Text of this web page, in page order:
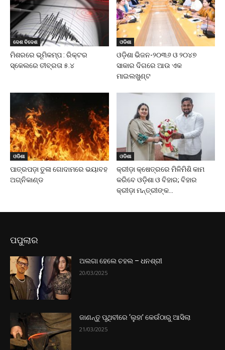
ଦେଶ ବିଦେଶ
ମିଶରରେ ଭୂମିକମ୍ପ : ରିକ୍ଟର
ସ୍କେଲରେ ତୀବ୍ରତା ୫.୪
ଓଡିଶା
ଓଡ଼ିଶା ଭିଜନ-୨୦୩୬ ଓ ୨୦୪୭
ସାକାର ଦିଗରେ ଆଉ ଏକ
ମାଇଲଖୁଣ୍ଟ
ଓଡିଶା
ପାତ୍ରପଡ଼ା ତୁଳା ଗୋଦାମରେ ଭୟାବହ
ଅଗ୍ନିକାଣ୍ଡ
ଓଡିଶା
କ୍ରୀଡ଼ା କ୍ଷେତ୍ରରେ ମିଳିମିଶି କାମ
କରିବେ ଓଡ଼ିଶା ଓ ବିହାର; ବିହାର
କ୍ରୀଡ଼ା ମନ୍ତ୍ରୀଙ୍କ...
ପପୁଲାର
ଅଲଗା ହେଲେ ଚହଲ – ଧନଶ୍ରୀ
20/03/2025
ଜାଣନ୍ତୁ ପୃଥିବୀରେ ‘ଲୁହା’ କେଉଁଠାରୁ ଆସିଲା
21/03/2025